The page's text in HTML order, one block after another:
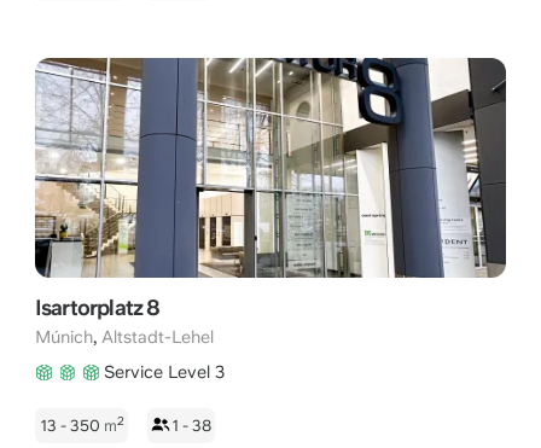
Isartorplatz 8
Múnich, Altstadt-Lehel
Service Level 3
13 - 350 m2 1 - 38